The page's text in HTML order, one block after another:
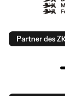
Partner des